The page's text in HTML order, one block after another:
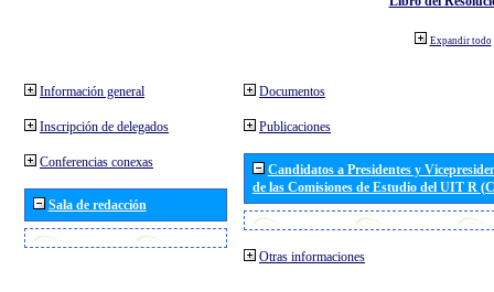
Expandir todo
Información general
Inscripción de delegados
Conferencias conexas
Sala de redacción
Documentos
Publicaciones
Candidatos a Presidentes y
de las Comisiones de Estudio del UIT R
Otras informaciones